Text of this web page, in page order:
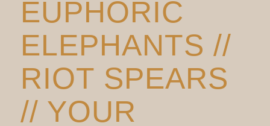
EUPHORIC
ELEPHANTS //
RIOT SPEARS
// YOUR